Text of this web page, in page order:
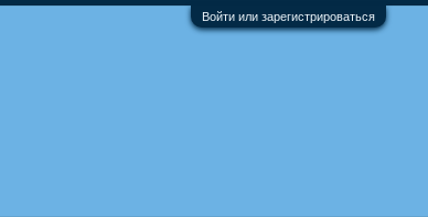
Войти или зарегистрироваться